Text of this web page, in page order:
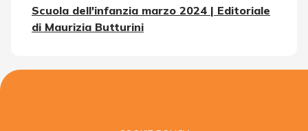
Scuola dell'infanzia marzo 2024 | Editoriale
di Maurizia Butturini